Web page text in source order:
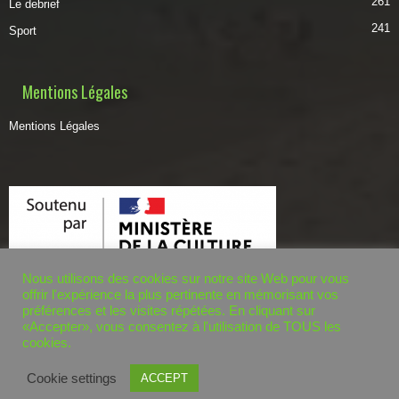
Le debrief
Sport 241
Mentions Légales
Mentions Légales
© dzairworld.com 2020. - Tous droits réservés. Développé par
Nous utilisons des cookies sur notre site Web pour vous
offrir l'expérience la plus pertinente en mémorisant vos
préférences et les visites répétées. En cliquant sur
«Accepter», vous consentez à l'utilisation de TOUS les
cookies.
Cookie settings ACCEPT